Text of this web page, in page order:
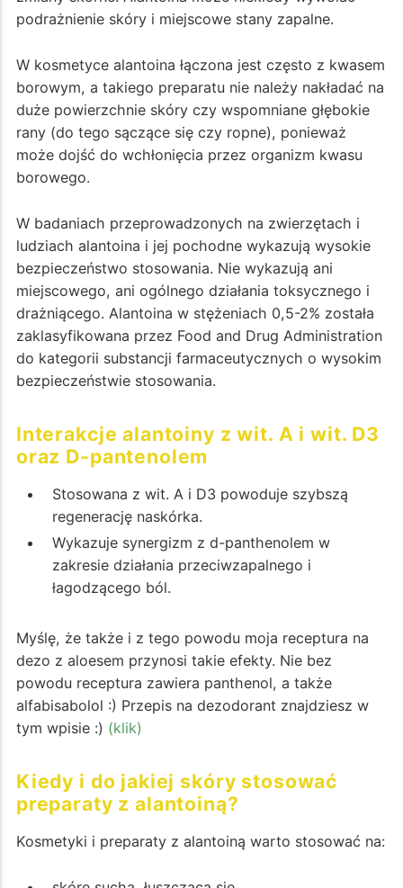
podrażnienie skóry i miejscowe stany zapalne.
W kosmetyce alantoina łączona jest często z kwasem
borowym, a takiego preparatu nie należy nakładać na
duże powierzchnie skóry czy wspomniane głębokie
rany (do tego sączące się czy ropne), ponieważ
może dojść do wchłonięcia przez organizm kwasu
borowego.
W badaniach przeprowadzonych na zwierzętach i
ludziach alantoina i jej pochodne wykazują wysokie
bezpieczeństwo stosowania. Nie wykazują ani
miejscowego, ani ogólnego działania toksycznego i
drażniącego. Alantoina w stężeniach 0,5-2% została
zaklasyfikowana przez Food and Drug Administration
do kategorii substancji farmaceutycznych o wysokim
bezpieczeństwie stosowania.
Interakcje alantoiny z wit. A i wit. D3
oraz D-pantenolem
Stosowana z wit. A i D3 powoduje szybszą
regenerację naskórka.
Wykazuje synergizm z d-panthenolem w
zakresie działania przeciwzapalnego i
łagodzącego ból.
Myślę, że także i z tego powodu moja receptura na
dezo z aloesem przynosi takie efekty. Nie bez
powodu receptura zawiera panthenol, a także
alfabisabolol :) Przepis na dezodorant znajdziesz w
tym wpisie :) (klik)
Kiedy i do jakiej skóry stosować
preparaty z alantoiną?
Kosmetyki i preparaty z alantoiną warto stosować na: